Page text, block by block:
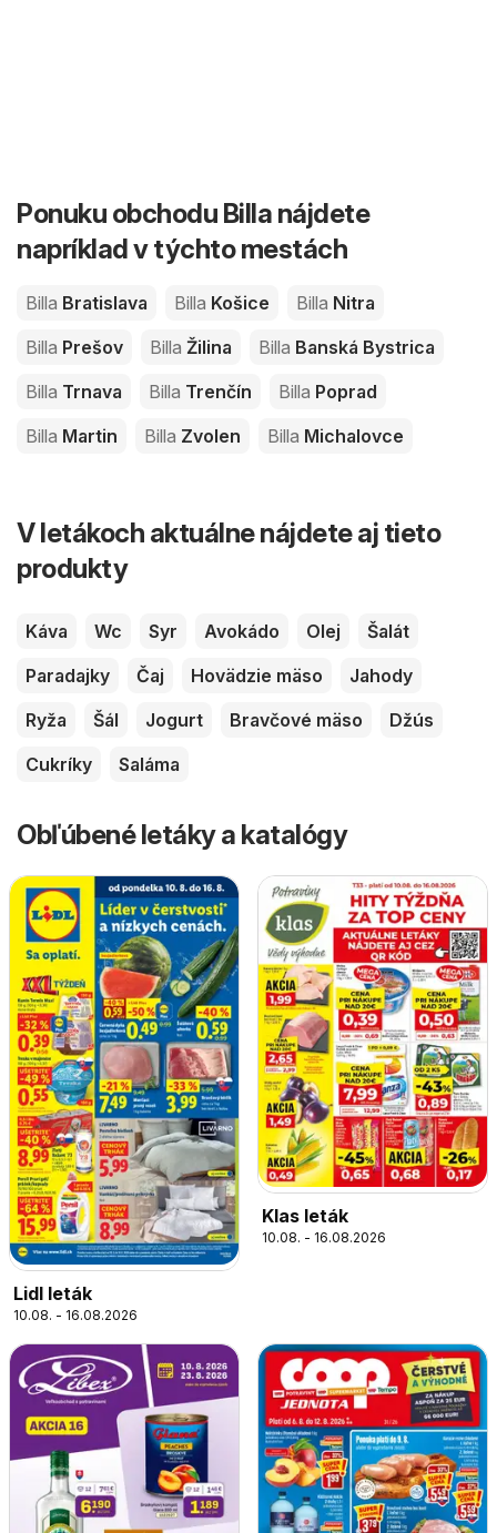
Ponuku obchodu Billa nájdete
napríklad v týchto mestách
Billa Bratislava Billa Košice Billa Nitra
Billa Prešov Billa Žilina Billa Banská Bystrica
Billa Trnava Billa Trenčín Billa Poprad
Billa Martin Billa Zvolen Billa Michalovce
V letákoch aktuálne nájdete aj tieto
produkty
Káva Wc Syr Avokádo Olej
Šalát
Paradajky
Čaj Hovädzie mäso
Jahody
Ryža
Šál Jogurt Bravčové mäso
Džús
Cukríky
Saláma
Obľúbené letáky a katalógy
Lidl leták
10.08. - 16.08.2026
Klas leták
10.08. - 16.08.2026